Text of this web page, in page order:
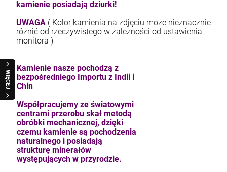
WIĘCEJ
kamienie posiadają dziurki!
UWAGA ( Kolor kamienia na zdjęciu może nieznacznie
różnić od rzeczywistego w zależności od ustawienia
monitora )
Kamienie nasze pochodzą z
bezpośredniego Importu z Indii i
Chin
Współpracujemy ze światowymi
centrami przerobu skał metodą
obróbki mechanicznej, dzięki
czemu kamienie są pochodzenia
naturalnego i posiadają
strukturę minerałów
występujących w przyrodzie.